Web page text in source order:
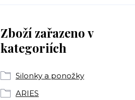
Zboží zařazeno v
kategoriích
Silonky a ponožky
ARIES